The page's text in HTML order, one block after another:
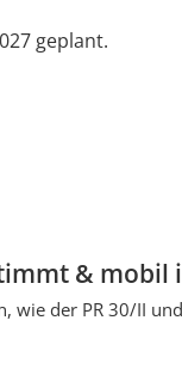
geplant.
& mobil
wie der PR 30/II